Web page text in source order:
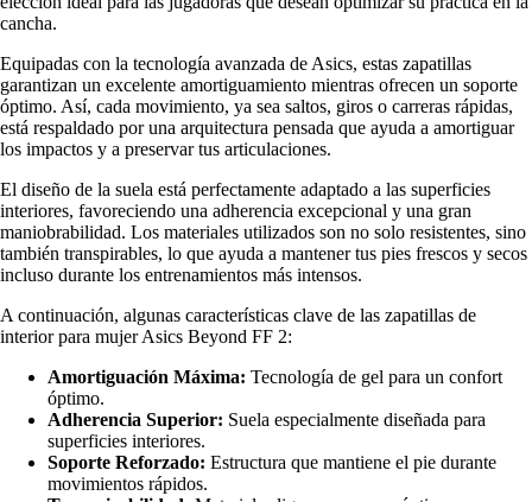
cancha.
Equipadas con la tecnología avanzada de Asics, estas zapatillas
garantizan un excelente amortiguamiento mientras ofrecen un soporte
óptimo. Así, cada movimiento, ya sea saltos, giros o carreras rápidas,
está respaldado por una arquitectura pensada que ayuda a amortiguar
los impactos y a preservar tus articulaciones.
El diseño de la suela está perfectamente adaptado a las superficies
interiores, favoreciendo una adherencia excepcional y una gran
maniobrabilidad. Los materiales utilizados son no solo resistentes, sino
también transpirables, lo que ayuda a mantener tus pies frescos y secos
incluso durante los entrenamientos más intensos.
A continuación, algunas características clave de las zapatillas de
interior para mujer Asics Beyond FF 2:
Amortiguación Máxima: Tecnología de gel para un confort
óptimo.
Adherencia Superior: Suela especialmente diseñada para
superficies interiores.
Soporte Reforzado: Estructura que mantiene el pie durante
movimientos rápidos.